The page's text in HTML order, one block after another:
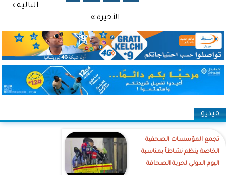
التالية ›
الأخيرة »
فيديو
تجمع المؤسسات الصحفية
الخاصة ينظم نشاطاً بمناسبة
اليوم الدولي لحرية الصحافة